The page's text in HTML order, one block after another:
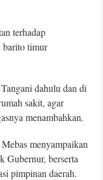
terhadap
barito timur
dahulu dan di
sakit, agar
menambahkan.
menyampaikan
Gubernur, berserta
pimpinan daerah.